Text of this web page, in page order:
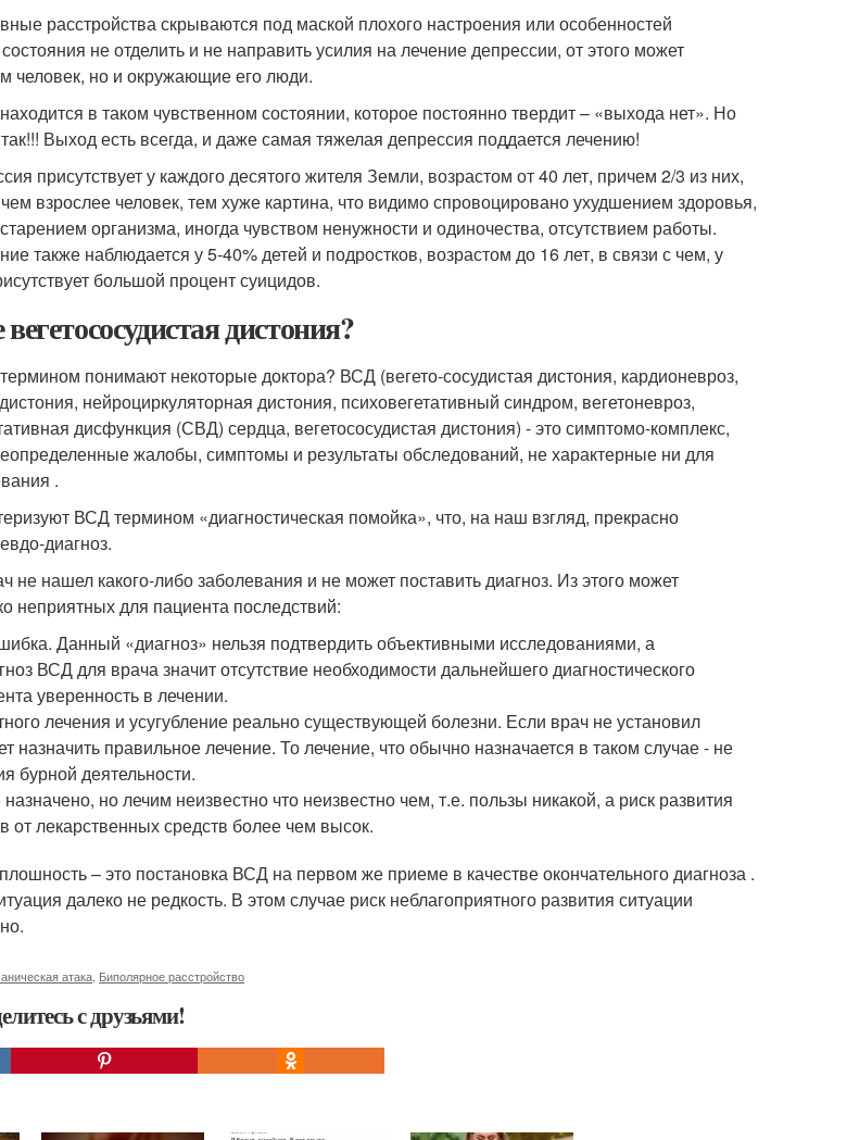
расстройства скрываются под маской плохого настроения или особенностей
не отделить и не направить усилия на лечение депрессии, от этого может
человек, но и окружающие его люди.
в таком чувственном состоянии, которое постоянно твердит – «выхода нет». Но
Выход есть всегда, и даже самая тяжелая депрессия поддается лечению!
присутствует у каждого десятого жителя Земли, возрастом от 40 лет, причем 2/3 из них,
взрослее человек, тем хуже картина, что видимо спровоцировано ухудшением здоровья,
организма, иногда чувством ненужности и одиночества, отсутствием работы.
также наблюдается у 5-40% детей и подростков, возрастом до 16 лет, в связи с чем, у
большой процент суицидов.
дистония?
понимают некоторые доктора? ВСД (вегето-сосудистая дистония, кардионевроз,
нейроциркуляторная дистония, психовегетативный синдром, вегетоневроз,
дисфункция (СВД) сердца, вегетососудистая дистония) - это симптомо-комплекс,
жалобы, симптомы и результаты обследований, не характерные ни для
.
ВСД термином «диагностическая помойка», что, на наш взгляд, прекрасно
диагноз.
не нашел какого-либо заболевания и не может поставить диагноз. Из этого может
неприятных для пациента последствий:
Данный «диагноз» нельзя подтвердить объективными исследованиями, а
ВСД для врача значит отсутствие необходимости дальнейшего диагностического
уверенность в лечении.
лечения и усугубление реально существующей болезни. Если врач не установил
назначить правильное лечение. То лечение, что обычно назначается в таком случае - не
бурной деятельности.
но лечим неизвестно что неизвестно чем, т.е. пользы никакой, а риск развития
от лекарственных средств более чем высок.
– это постановка ВСД на первом же приеме в качестве окончательного диагноза .
далеко не редкость. В этом случае риск неблагоприятного развития ситуации
атака Биполярное расстройство
с друзьями!